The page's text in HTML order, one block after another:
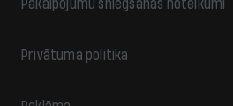
Pakalpojumu sniegšanas noteikumi
Privātuma politika